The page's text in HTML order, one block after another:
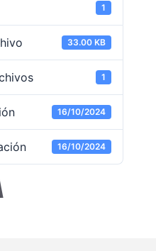
1
33.00 KB
1
16/10/2024
16/10/2024